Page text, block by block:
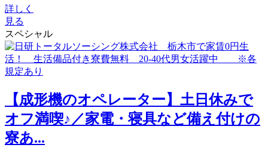
詳しく
見る
スペシャル
【成形機のオペレーター】土日休みで
オフ満喫♪／家電・寝具など備え付けの
寮あ...